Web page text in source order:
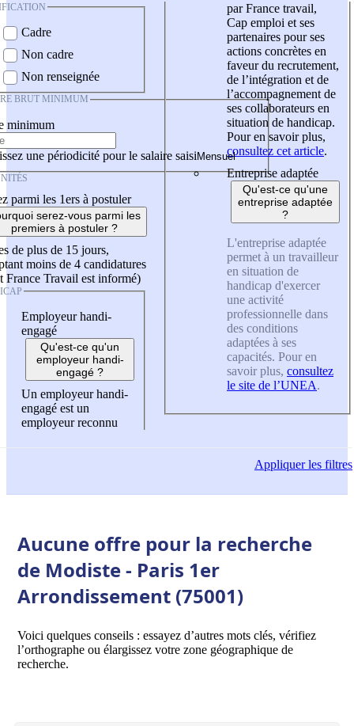
Cadre
Non cadre
Non renseignée
BRUT MINIMUM
minimum
une périodicité pour le salaire saisi
parmi les 1ers à postuler
serez-vous parmi les
premiers à postuler ?
de plus de 15 jours,
moins de 4 candidatures
France Travail est informé)
Employeur handi-
engagé
Qu'est-ce qu'un
employeur handi-
engagé ?
Un employeur handi-
engagé est un
employeur reconnu
par France travail,
Cap emploi et ses
partenaires pour ses
actions concrètes en
faveur du recrutement,
de l’intégration et de
l’accompagnement de
ses collaborateurs en
situation de handicap.
Pour en savoir plus,
consultez cet article.
Entreprise adaptée
Qu'est-ce qu'une
entreprise adaptée
?
L'entreprise adaptée
permet à un travailleur
en situation de
handicap d'exercer
une activité
professionnelle dans
des conditions
adaptées à ses
capacités. Pour en
savoir plus, consultez
le site de l’UNEA.
Appliquerles filtres
Aucune offre pour la recherche
de Modiste - Paris 1er
Arrondissement (75001)
Voici quelques conseils : essayez d’autres mots clés, vérifiez
l’orthographe ou élargissez votre zone géographique de
recherche.